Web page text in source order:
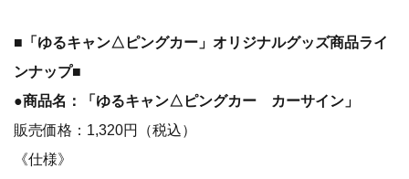
■「ゆるキャン△ピングカー」オリジナルグッズ商品ライ
ンナップ■
●商品名：「ゆるキャン△ピングカー カーサイン」
販売価格：1,320円（税込）
《仕様》